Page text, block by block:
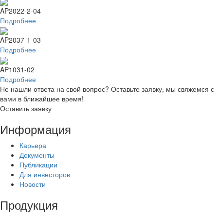
AP2022-2-04
Подробнее
AP2037-1-03
Подробнее
AP1031-02
Подробнее
Не нашли ответа на свой вопрос? Оставьте заявку, мы свяжемся с
вами в ближайшее время!
Оставить заявку
Информация
Карьера
Документы
Публикации
Для инвесторов
Новости
Продукция